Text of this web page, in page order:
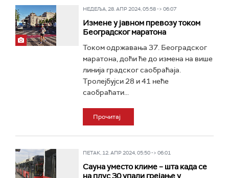
НЕДЕЉА, 28. АПР 2024, 05:58 -> 06:07
Измене у јавном превозу током
Београдског маратона
Током одржавања 37. Београдског
маратона, доћи ће до измена на више
линија градског саобраћаја.
Тролејбујси 28 и 41 неће
саобраћати...
Прочитај
ПЕТАК, 12. АПР 2024, 05:50 -> 06:01
Сауна уместо климе – шта када се
на плус 30 упали грејање у